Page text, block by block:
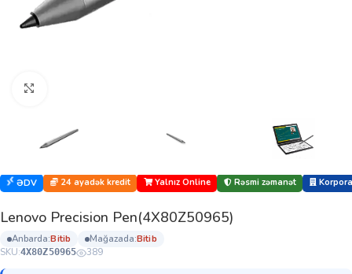
ƏDV 24 ayadək kredit Yalnız Online Rəsmi zəmanət
Lenovo Precision Pen(4X80Z50965)
anbarda: bi̇ti̇b mağazada: bi̇ti̇b
SKU:4X80Z50965 389